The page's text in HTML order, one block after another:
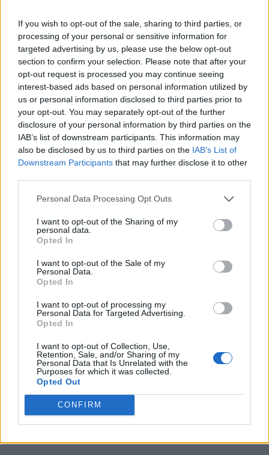
If you wish to opt-out of the sale, sharing to third parties, or
processing of your personal or sensitive information for
targeted advertising by us, please use the below opt-out
section to confirm your selection. Please note that after your
opt-out request is processed you may continue seeing
interest-based ads based on personal information utilized by
us or personal information disclosed to third parties prior to
your opt-out. You may separately opt-out of the further
disclosure of your personal information by third parties on the
IAB’s list of downstream participants. This information may
also be disclosed by us to third parties on the IAB’s List of
Downstream Participants that may further disclose it to other
Personal Data Processing Opt Outs
I want to opt-out of the Sharing of my
personal data.
Opted In
I want to opt-out of the Sale of my
Personal Data.
Opted In
I want to opt-out of processing my
Personal Data for Targeted Advertising.
Opted In
I want to opt-out of Collection, Use,
Retention, Sale, and/or Sharing of my
Personal Data that Is Unrelated with the
Purposes for which it was collected.
Opted Out
CONFIRM